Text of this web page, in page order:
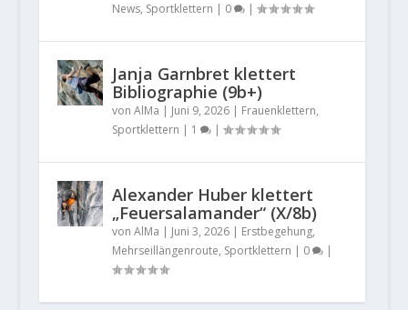
News, Sportklettern | 0 |
Janja Garnbret klettert
Bibliographie (9b+)
von AlMa | Juni 9, 2026| Frauenklettern,
Sportklettern | 1 |
Alexander Huber klettert
„Feuersalamander“ (X/8b)
von AlMa | Juni 3, 2026| Erstbegehung,
Mehrseillängenroute, Sportklettern | 0 |